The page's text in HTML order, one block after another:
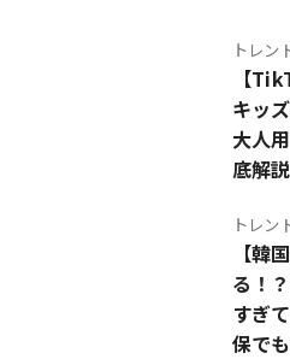
トレン
【
キッ
大人
底解
トレン
【韓
る！
すぎ
保で